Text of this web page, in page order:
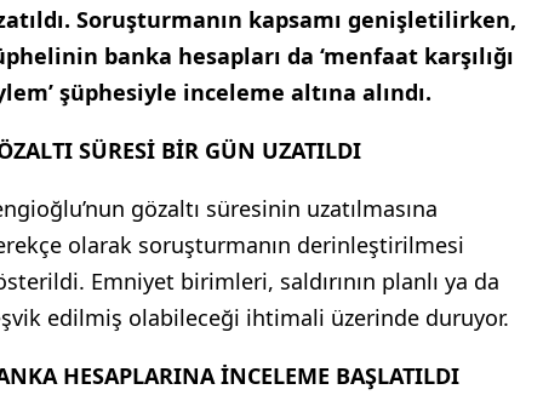
Soruşturmanın kapsamı genişletilirken,
banka hesapları da ‘menfaat karşılığı
şüphesiyle inceleme altına alındı.
SÜRESİ BİR GÜN UZATILDI
gözaltı süresinin uzatılmasına
olarak soruşturmanın derinleştirilmesi
Emniyet birimleri, saldırının planlı ya da
edilmiş olabileceği ihtimali üzerinde duruyor.
HESAPLARINA İNCELEME BAŞLATILDI